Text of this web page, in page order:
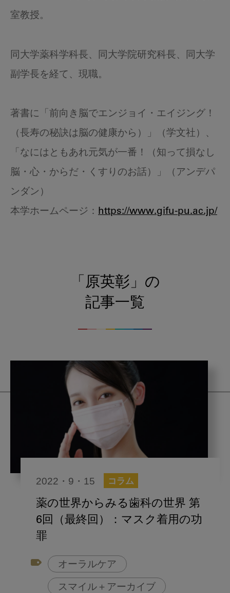
室教授。
同大学薬科学科長、同大学院研究科長、同大学
副学長を経て、現職。
著書に「前向き脳でエンジョイ・エイジング！
（長寿の秘訣は脳の健康から）」（学文社）、
「なにはともあれ元気が一番！（知って損なし
脳・心・からだ・くすりのお話）」（アンデパ
ンダン）
本学ホームページ： https://www.gifu-pu.ac.jp/
「原英彰」の
記事一覧
2022・9・15 コラム
薬の世界からみる歯科の世界 第
6回（最終回）：マスク着用の功
罪
オーラルケア
スマイル＋アーカイブ